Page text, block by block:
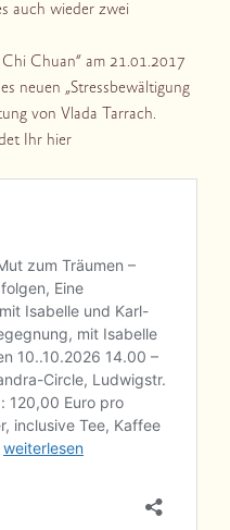
auch wieder zwei
Chuan“ am 21.01.2017
neuen „Stressbewältigung
von Vlada Tarrach.
Ihr hier